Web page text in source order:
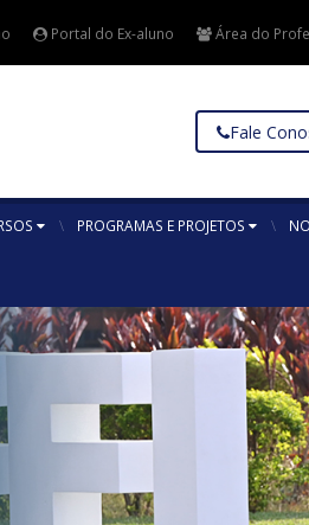
Portal do Ex-aluno Área do
Fale
PROGRAMAS E PROJETOS